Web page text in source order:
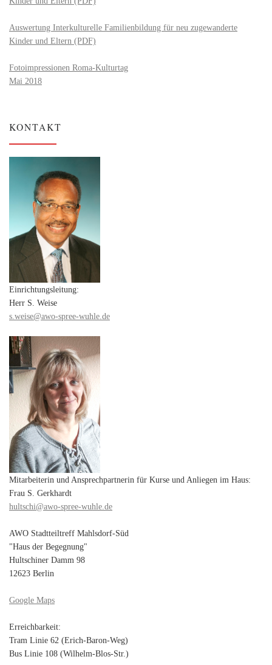
Auswertung Interkulturelle Familienbildung für neu zugewanderte
Kinder und Eltern (PDF)
Fotoimpressionen Roma-Kulturtag
Mai 2018
KONTAKT
Einrichtungsleitung:
Herr S. Weise
s.weise@awo-spree-wuhle.de
Mitarbeiterin und Ansprechpartnerin für Kurse und Anliegen im Haus:
Frau S. Gerkhardt
hultschi@awo-spree-wuhle.de
AWO Stadtteiltreff Mahlsdorf-Süd
"Haus der Begegnung"
Hultschiner Damm 98
12623 Berlin
Google Maps
Erreichbarkeit:
Tram Linie 62 (Erich-Baron-Weg)
Bus Linie 108 (Wilhelm-Blos-Str.)